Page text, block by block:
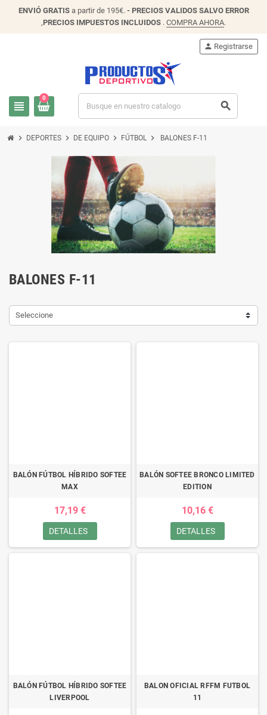
ENVIÓGRATISa partir de 195€. - PRECIOS VALIDOS SALVO ERROR
,PRECIOS IMPUESTOS INCLUIDOS . COMPRA AHORA.
view_headline
person Registrarse
0
search
chevron_right DEPORTES chevron_right DE EQUIPO chevron_right FÚTBOL chevron_right BALONES F-11
BALONES F-11
Seleccione
BALÓN FÚTBOL HÍBRIDO SOFTEE
MAX
17,19 €
DETALLES
BALÓN SOFTEE BRONCO LIMITED
EDITION
10,16 €
DETALLES
BALÓN FÚTBOL HÍBRIDO SOFTEE
LIVERPOOL
BALON OFICIAL RFFM FUTBOL
11